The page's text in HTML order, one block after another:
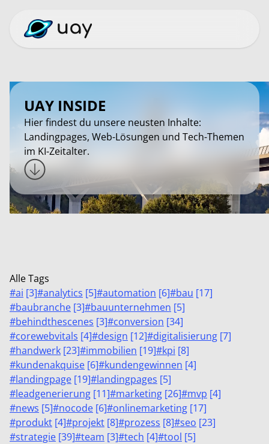
UAY INSIDE
Hier findest du unsere neusten Inhalte:
Landingpages, Web-Lösungen und Tech-Themen
im KI-Zeitalter.
Alle Tags
#ai [3]#analytics [5]#automation [6]#bau [17]
#baubranche [3]#bauunternehmen [5]
#behindthescenes [3]#conversion [34]
#corewebvitals [4]#design [12]#digitalisierung [7]
#handwerk [23]#immobilien [19]#kpi [8]
#kundenakquise [6]#kundengewinnen [4]
#landingpage [19]#landingpages [5]
#leadgenerierung [11]#marketing [26]#mvp [4]
#news [5]#nocode [6]#onlinemarketing [17]
#produkt [4]#projekt [8]#prozess [8]#seo [23]
#strategie [39]#team [3]#tech [4]#tool [5]